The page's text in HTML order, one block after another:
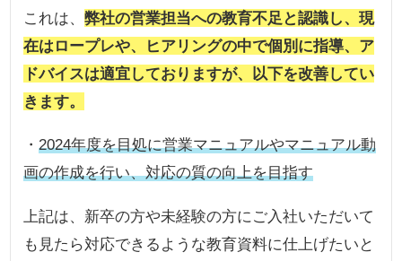
これは、弊社の営業担当への教育不足と認識し、現
在はロープレや、ヒアリングの中で個別に指導、ア
ドバイスは適宜しておりますが、以下を改善してい
きます。
・2024年度を目処に営業マニュアルやマニュアル動
画の作成を行い、対応の質の向上を目指す
上記は、新卒の方や未経験の方にご入社いただいて
も見たら対応できるような教育資料に仕上げたいと